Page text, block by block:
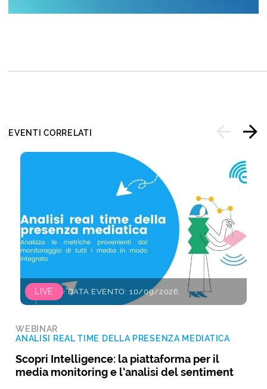
EVENTI CORRELATI
LIVE DATA EVENTO: 10/09/2026
WEBINAR
ANALISI REAL TIME DELLA PRESENZA MEDIATICA
Scopri Intelligence: la piattaforma per il
media monitoring e l’analisi del sentiment